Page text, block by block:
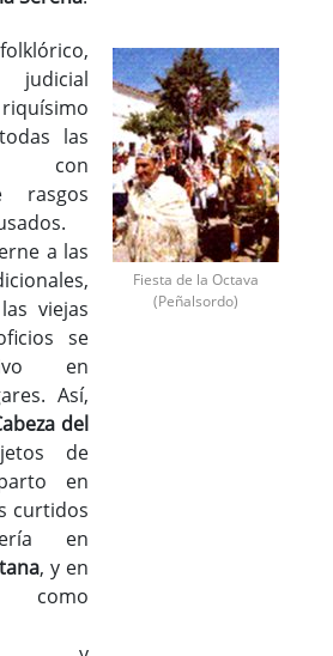
las
con
rasgos
a las
viejas
se
en
Así,
del
de
en
curtidos
en
, y en
como
Fiesta de la Octava
(Peñalsordo)